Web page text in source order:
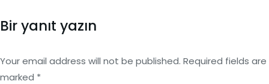
Bir yanıt yazın
Your email address will not be published. Required fields are
marked *